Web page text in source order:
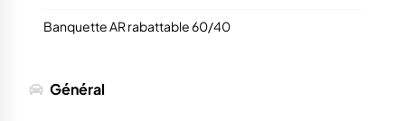
Banquette AR rabattable 60/40
Général